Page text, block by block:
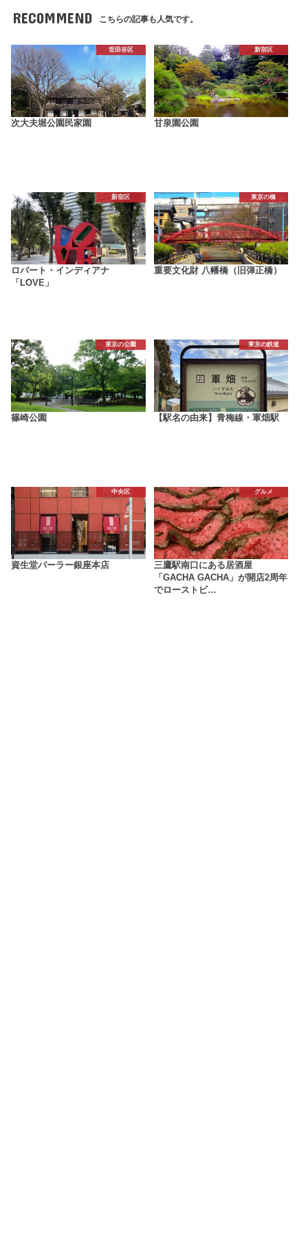
RECOMMEND こちらの記事も人気です。
世田谷区
次大夫堀公園民家園
新宿区
甘泉園公園
新宿区
ロバート・インディアナ
「LOVE」
東京の橋
重要文化財 八幡橋（旧弾正橋）
東京の公園
篠崎公園
東京の鉄道
【駅名の由来】青梅線・軍畑駅
中央区
資生堂パーラー銀座本店
グルメ
三鷹駅南口にある居酒屋
「GACHA GACHA」が開店2周年
でローストビ…